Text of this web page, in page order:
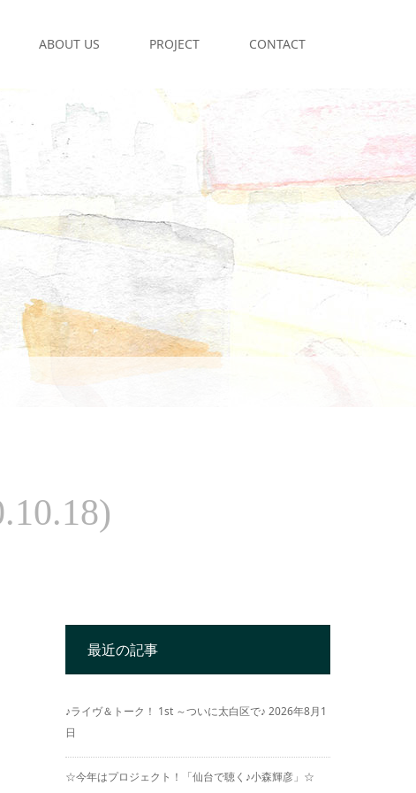
ABOUT US PROJECT CONTACT
最近の記事
♪ライヴ＆トーク！ 1st ～ついに太白区で♪ 2026年8月1
日
☆今年はプロジェクト！「仙台で聴く♪小森輝彦」☆